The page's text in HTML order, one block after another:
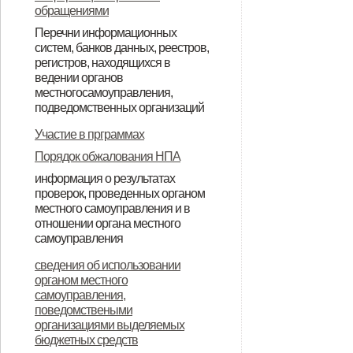
обращениями
Перечни информационных
систем, банков данных, реестров,
регистров, находящихся в
ведении органов
местногосамоуправления,
подведомственных организаций
систем, банков данных, рерстров,
регистров, находящихся в
ведении органа местного
самоправления
имущества по состоянию на
01.012019года
Участие в прграммах
Порядок обжалования НПА
информация о результатах
проверок, проведенных органом
местного самоуправления и в
отношении органа местного
самоуправления
Доклад о виде государственного
контроля (надзора),
муниципального контроля
сведения об использовании
органом местного
самоуправления,
поведомствеными
организациями выделяемых
бюджетных средств